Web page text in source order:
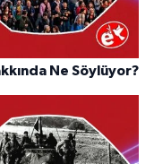
Ne Söylüyor?